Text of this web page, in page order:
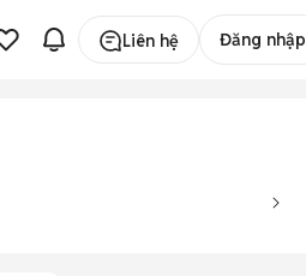
Liên hệ Đăng nhập